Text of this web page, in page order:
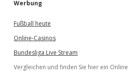
Werbung
Fußball heute
Online-Casinos
Bundesliga Live Stream
Vergleichen und finden Sie hier ein Online